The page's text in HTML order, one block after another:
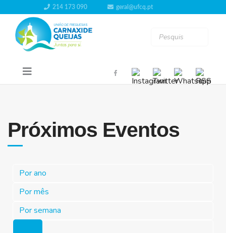
214 173 090 geral@ufcq.pt
Próximos Eventos
Por ano
Por mês
Por semana